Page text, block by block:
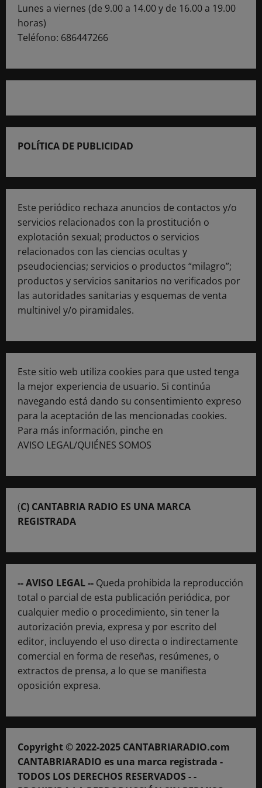
Lunes a viernes (de 9.00 a 14.00 y de 16.00 a 19.00
horas)
Teléfono: 686447266
POLÍTICA DE PUBLICIDAD
Este periódico rechaza anuncios de contactos y/o
servicios relacionados con la prostitución o
explotación sexual; productos o servicios
relacionados con las ciencias ocultas y
pseudociencias; servicios o productos “milagro”;
productos y servicios sanitarios no verificados por
las autoridades sanitarias y esquemas de venta
multinivel y/o piramidales.
Este sitio web utiliza cookies para que usted tenga
la mejor experiencia de usuario. Si continúa
navegando está dando su consentimiento expreso
para la aceptación de las mencionadas cookies.
Para más información, pinche en
AVISO LEGAL/QUIÉNES SOMOS
(C) CANTABRIA RADIO ES UNA MARCA
REGISTRADA
-- AVISO LEGAL -- Queda prohibida la reproducción
total o parcial de esta publicación periódica, por
cualquier medio o procedimiento, sin tener la
autorización previa, expresa y por escrito del
editor, incluyendo el uso directa o indirectamente
comercial en forma de reseñas, resúmenes, o
extractos de prensa, a lo que se manifiesta
oposición expresa.
Copyright © 2022-2025 CANTABRIARADIO.com
CANTABRIARADIO es una marca registrada -
TODOS LOS DERECHOS RESERVADOS - -